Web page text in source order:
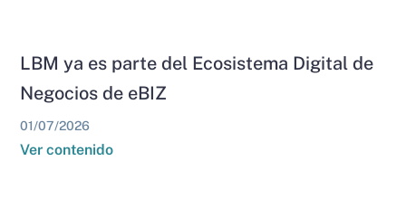
LBM ya es parte del Ecosistema Digital de
Negocios de eBIZ
01/07/2026
Ver contenido